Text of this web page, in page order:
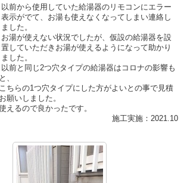
以前から使用していた給湯器のリモコンにエラー
表示がでて、お湯も使えなくなってしまい連絡し
ました。
お湯が使えない状況でしたが、仮設の給湯器を設
置していただきお湯が使えるようになって助かり
ました。
以前と同じ2つ穴タイプの給湯器はコロナの影響も
、
ちらの1つ穴タイプにした方がよいとの事で見積
願いしました。
えるので良かったです。
施工実施：2021.10